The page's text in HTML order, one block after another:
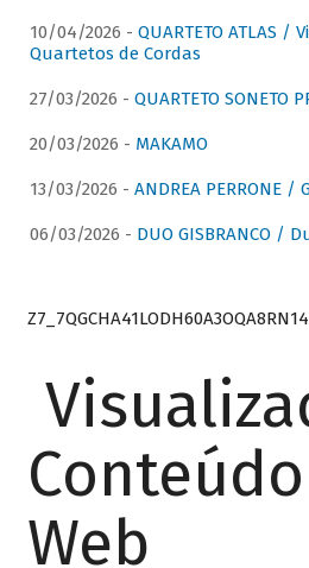
10/04/2026 - QUARTETO ATLAS /
Quartetos de Cordas
27/03/2026 - QUARTETO SONETO
20/03/2026 - MAKAMO
13/03/2026 - ANDREA PERRONE /
06/03/2026 - DUO GISBRANCO /
Web